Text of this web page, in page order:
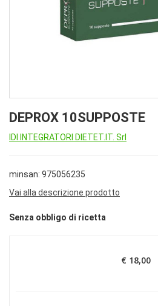
DEPROX 10SUPPOSTE
IDI INTEGRATORI DIETET.IT. Srl
minsan: 975056235
Vai alla descrizione prodotto
Senza obbligo di ricetta
Prezzo
€ 18,00